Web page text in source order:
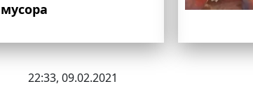
мусора
22:33, 09.02.2021